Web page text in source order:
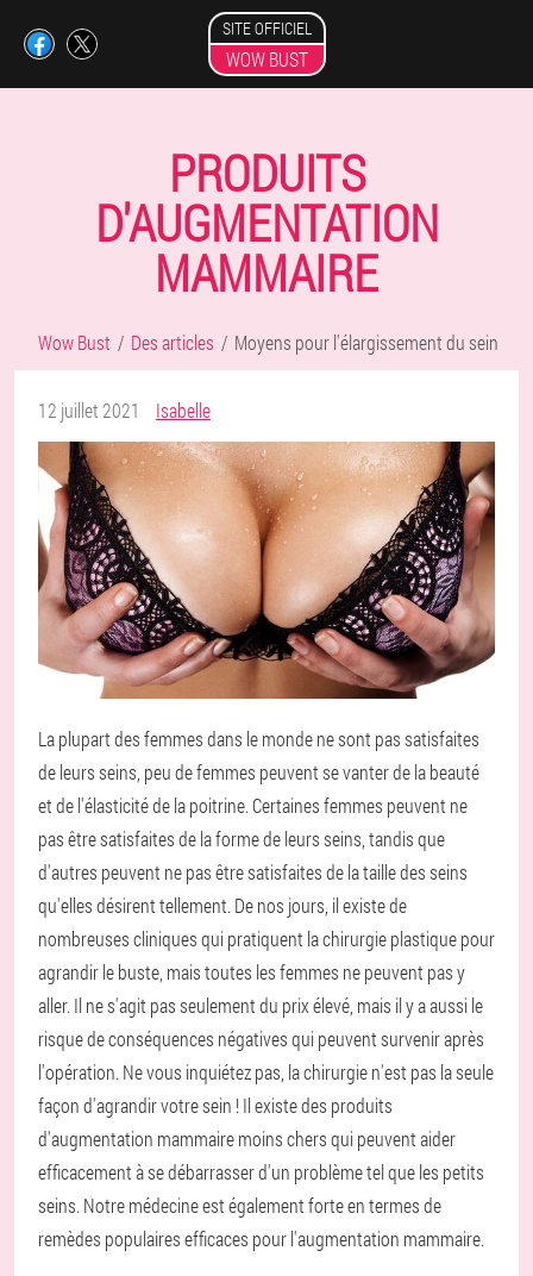
SITE OFFICIEL
WOW BUST
PRODUITS
D'AUGMENTATION
MAMMAIRE
Wow Bust Des articles Moyens pour l'élargissement du sein
12 juillet 2021 Isabelle
La plupart des femmes dans le monde ne sont pas satisfaites
de leurs seins, peu de femmes peuvent se vanter de la beauté
et de l'élasticité de la poitrine. Certaines femmes peuvent ne
pas être satisfaites de la forme de leurs seins, tandis que
d'autres peuvent ne pas être satisfaites de la taille des seins
qu'elles désirent tellement. De nos jours, il existe de
nombreuses cliniques qui pratiquent la chirurgie plastique pour
agrandir le buste, mais toutes les femmes ne peuvent pas y
aller. Il ne s'agit pas seulement du prix élevé, mais il y a aussi le
risque de conséquences négatives qui peuvent survenir après
l'opération. Ne vous inquiétez pas, la chirurgie n'est pas la seule
façon d'agrandir votre sein ! Il existe des produits
d'augmentation mammaire moins chers qui peuvent aider
efficacement à se débarrasser d'un problème tel que les petits
seins. Notre médecine est également forte en termes de
remèdes populaires efficaces pour l'augmentation mammaire.